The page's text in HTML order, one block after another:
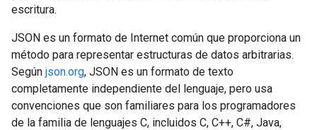
escritura.
JSON es un formato de Internet común que proporciona un
método para representar estructuras de datos arbitrarias.
Según json.org, JSON es un formato de texto
completamente independiente del lenguaje, pero usa
convenciones que son familiares para los programadores
de la familia de lenguajes C, incluidos C, C++, C#, Java,